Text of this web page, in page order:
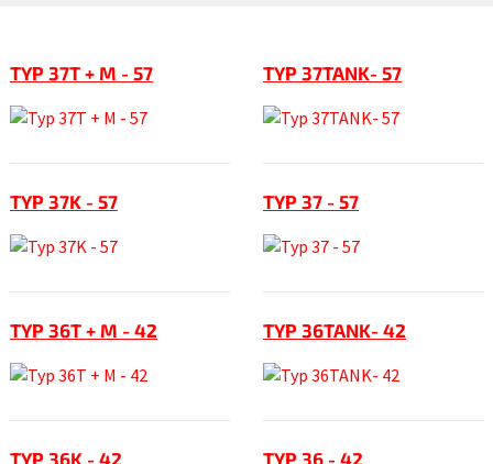
TYP 37T + M - 57 TYP 37TANK- 57
TYP 37K - 57 TYP 37 - 57
TYP 36T + M - 42 TYP 36TANK- 42
TYP 36K - 42 TYP 36 - 42